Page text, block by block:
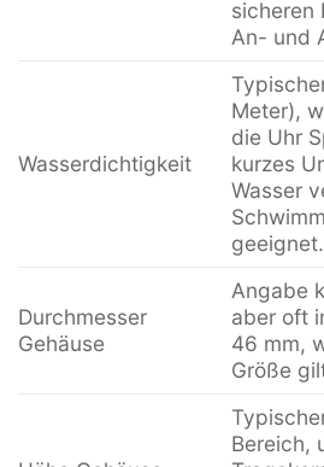
sicheren
An- und
Wasserdichtigkeit
Meter),
die Uhr
kurzes
Wasser
geeignet.
Durchmesser
Gehäuse
Angabe
aber oft
46 mm,
Größe
Bereich,